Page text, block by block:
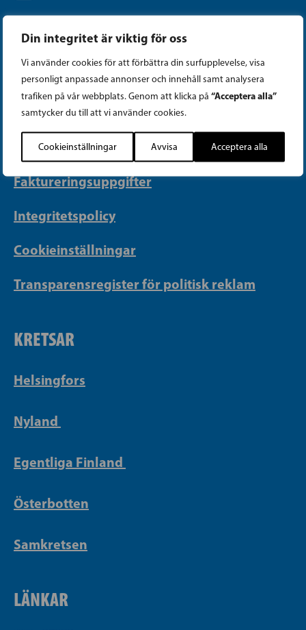
Din integritet är viktig för oss
Vi använder cookies för att förbättra din surfupplevelse, visa
personligt anpassade annonser och innehåll samt analysera
trafiken på vår webbplats. Genom att klicka på “Acceptera alla”
samtycker du till att vi använder cookies.
Cookieinställningar Avvisa Acceptera alla
PARTIKANSLIET
Telefon (09) 693 070
PB 430, 00101 Helsingfors
info@sfp.fi
Faktureringsuppgifter
Integritetspolicy
Cookieinställningar
Transparensregister för politisk reklam
KRETSAR
Helsingfors
Nyland
Egentliga Finland
Österbotten
Samkretsen
LÄNKAR